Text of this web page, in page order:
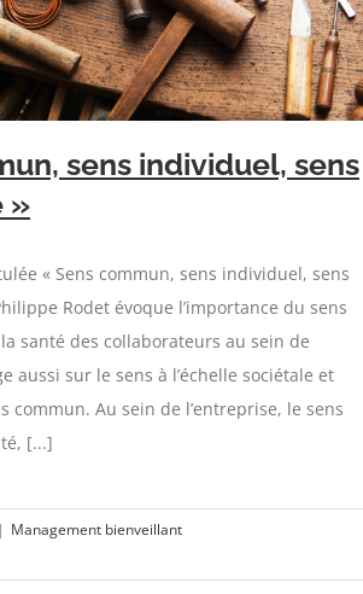
sens individuel, sens
»
« Sens commun, sens individuel, sens
Rodet évoque l’importance du sens
santé des collaborateurs au sein de
aussi sur le sens à l’échelle sociétale et
commun. Au sein de l’entreprise, le sens
[...]
| Management bienveillant